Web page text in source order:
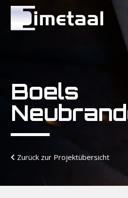
Boels
Zurück zur Projektübersicht